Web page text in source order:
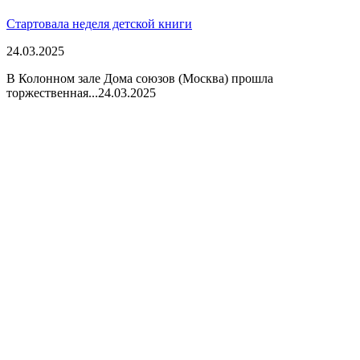
Стартовала неделя детской книги
24.03.2025
В Колонном зале Дома союзов (Москва) прошла
торжественная...24.03.2025